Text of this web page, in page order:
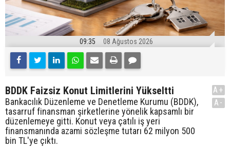
09:35 08 Ağustos 2026
BDDK Faizsiz Konut Limitlerini Yükseltti
Bankacılık Düzenleme ve Denetleme Kurumu (BDDK),
tasarruf finansman şirketlerine yönelik kapsamlı bir
düzenlemeye gitti. Konut veya çatılı iş yeri
finansmanında azami sözleşme tutarı 62 milyon 500
bin TL'ye çıktı.
A+
A-